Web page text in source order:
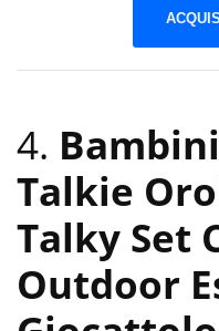
4.
Talkie
Talky Set
Outdoor